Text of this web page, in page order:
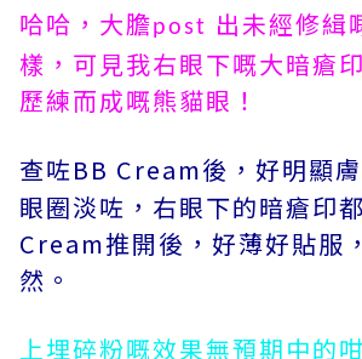
哈哈，大膽post 出未經修緝
樣，可見我右眼下嘅大暗瘡印
歷練而成嘅熊貓眼 ！
查咗BB Cream後，好明顯
眼圈淡咗，右眼下的暗瘡印
Cream推開後，好薄好貼服
然。
上埋碎粉嘅效果無預期中的